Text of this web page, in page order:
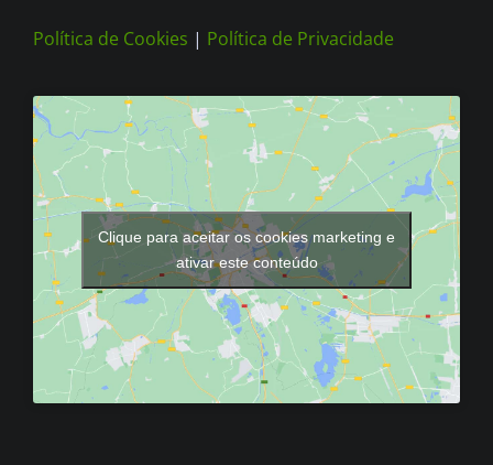
Política de Cookies | Política de Privacidade
Clique para aceitar os cookies marketing e
ativar este conteúdo